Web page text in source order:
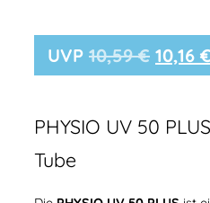
10,59€ 10,16 €
PHYSIO UV 50
Tube